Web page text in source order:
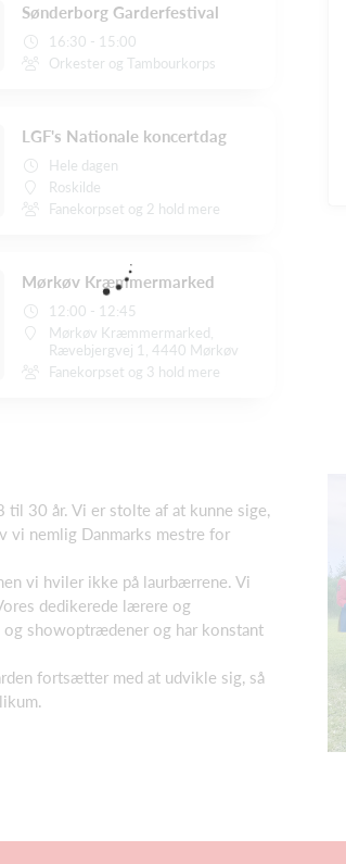
Sønderborg Garderfestival
16:30 - 15:00
Orkester og Tambourkorps
LGF's Nationale koncertdag
Hele dagen
Roskilde
Fanekorpset og 2 hold mere
Mørkøv Kræmmermarked
12:00 - 12:45
Mørkøv Kræmmermarked,
Rævebjergvej 1, 4440 Mørkøv
Fanekorpset og 3 hold mere
til 30 år. Vi er stolte af at kunne sige,
vi nemlig Danmarks mestre for
vi hviler ikke på laurbærrene. Vi
dedikerede lærere og
showoptrædener og har konstant
fortsætter med at udvikle sig, så